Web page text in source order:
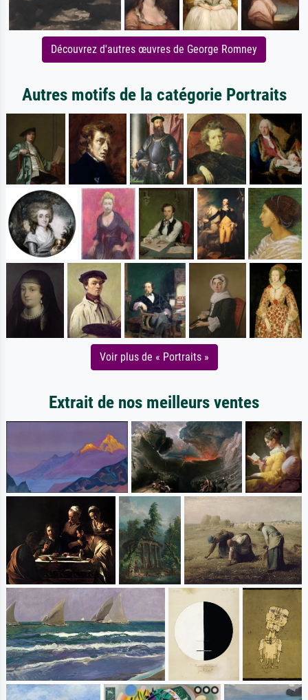
Découvrez d'autres œuvres de George Romney
Autres motifs de la catégorie Portraits
Voir plus de « Portraits »
Extrait de nos meilleurs ventes